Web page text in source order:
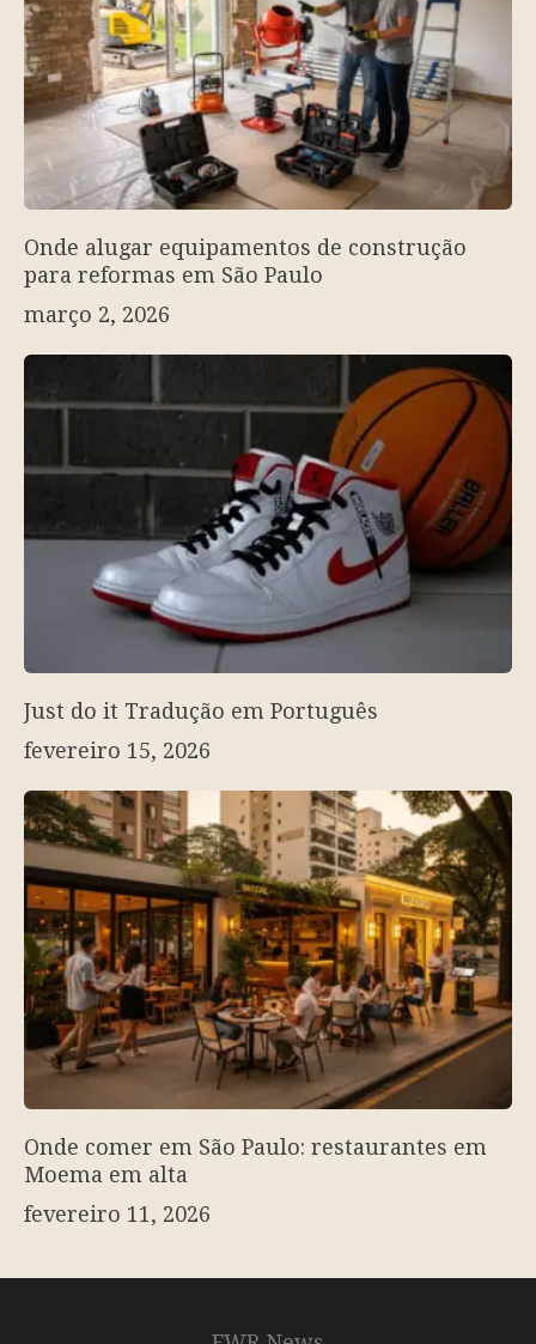
Onde alugar equipamentos de construção
para reformas em São Paulo
março 2, 2026
Just do it Tradução em Português
fevereiro 15, 2026
Onde comer em São Paulo: restaurantes em
Moema em alta
fevereiro 11, 2026